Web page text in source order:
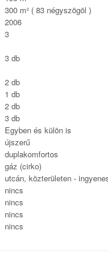
300 m² ( 83 négyszögöl )
2006
3
3 db
2 db
1 db
2 db
3 db
Egyben és külön is
újszerű
duplakomfortos
gáz (cirko)
utcán, közterületen -
nincs
nincs
nincs
nincs